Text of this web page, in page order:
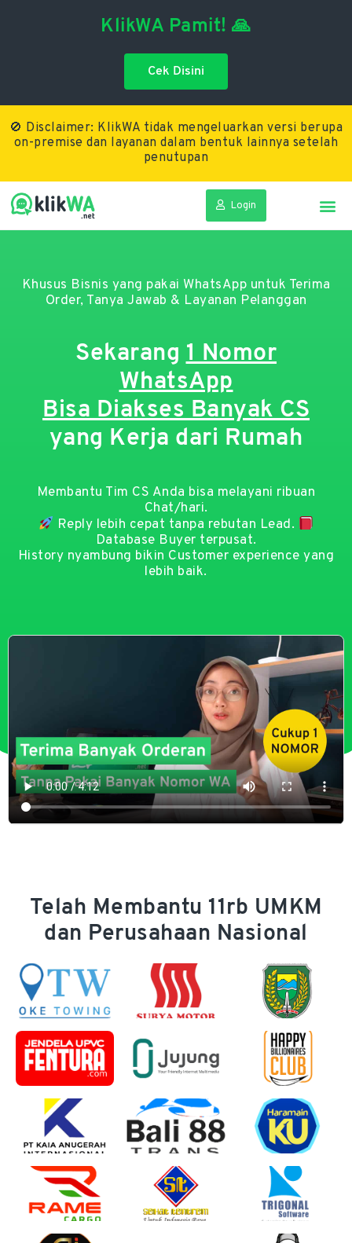
KlikWA Pamit! 🙏
Cek Disini
🚫 Disclaimer: KlikWA tidak mengeluarkan versi berupa
on-premise dan layanan dalam bentuk lainnya setelah
penutupan
Login
Khusus Bisnis yang pakai WhatsApp untuk Terima
Order, Tanya Jawab & Layanan Pelanggan
Sekarang 1 Nomor
WhatsApp
Bisa Diakses Banyak CS
yang Kerja dari Rumah
Membantu Tim CS Anda bisa melayani ribuan
Chat/hari.
Reply lebih cepat tanpa rebutan Lead.
Database Buyer terpusat.
History nyambung bikin Customer experience yang
lebih baik.
Telah Membantu 11rb UMKM
dan Perusahaan Nasional